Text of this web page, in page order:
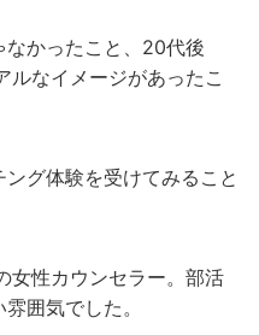
かったこと、20代後
なイメージがあったこ
グ体験を受けてみること
女性カウンセラー。部活
囲気でした。